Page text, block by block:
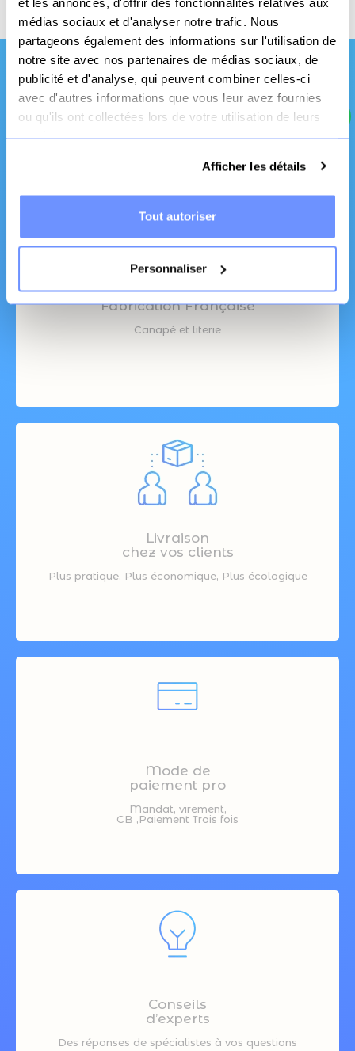
médias sociaux et d'analyser notre trafic. Nous
partageons également des informations sur l'utilisation de
notre site avec nos partenaires de médias sociaux, de
publicité et d'analyse, qui peuvent combiner celles-ci
avec d'autres informations que vous leur avez fournies
ou qu'ils ont collectées lors de votre utilisation de leurs
services.
Afficher les détails
Tout autoriser
Personnaliser
Une qualité et un
service pro
Fabrication Française
Canapé et literie
Livraison
chez vos clients
Plus pratique, Plus économique, Plus écologique
Mode de
paiement pro
Mandat, virement,
CB ,Paiement Trois fois
Conseils
d’experts
Des réponses de spécialistes à vos questions